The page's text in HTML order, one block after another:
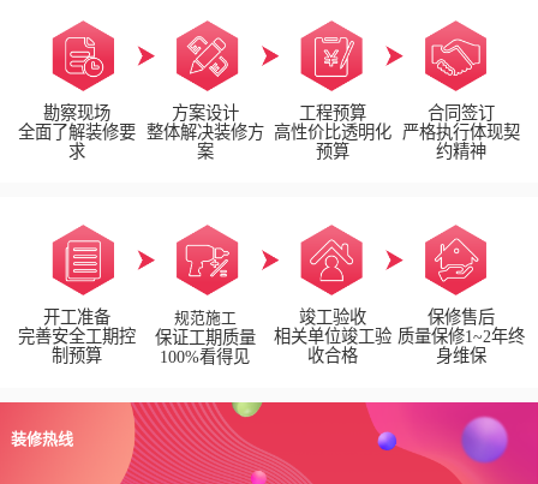
勘察现场
全面了解装修要
求
方案设计
整体解决装修方
案
工程预算
高性价比透明化
预算
合同签订
严格执行体现契
约精神
开工准备
完善安全工期控
制预算
规范施工
保证工期质量
100%看得见
竣工验收
相关单位竣工验
收合格
保修售后
质量保修1~2年终
身维保
装修热线